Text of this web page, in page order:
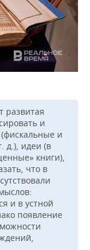
развитая
и
и
д.), идеи (в
книги),
что в
и в устной
появление